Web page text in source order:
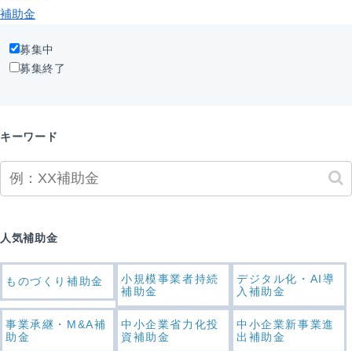
補助金
募集中
募集終了
キーワード
人気補助金
ものづくり補助金
小規模事業者持続
補助金
デジタル化・AI導
入補助金
事業承継・M&A補
助金
中小企業省力化投
資補助金
中小企業新事業進
出補助金